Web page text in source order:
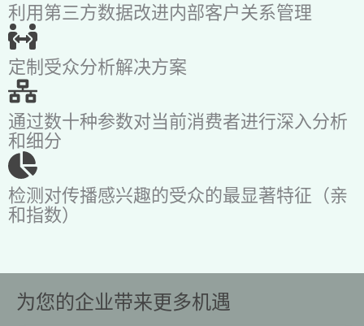
利用第三方数据改进内部客户关系管理
定制受众分析解决方案
通过数十种参数对当前消费者进行深入分析
和细分
检测对传播感兴趣的受众的最显著特征（亲
和指数）
为您的企业带来更多机遇